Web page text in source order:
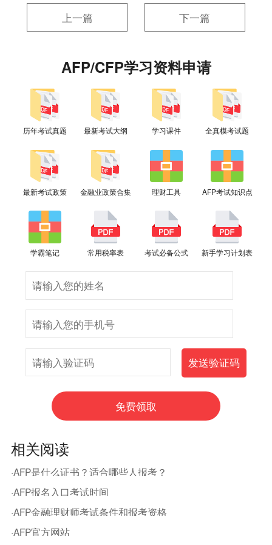
上一篇 下一篇
AFP/CFP学习资料申请
历年考试真题 最新考试大纲 学习课件 全真模考试题
最新考试政策 金融业政策合集 理财工具 AFP考试知识点
学霸笔记 常用税率表 考试必备公式 新手学习计划表
相关阅读
·AFP是什么证书？适合哪些人报考？
·AFP报名入口考试时间
·AFP金融理财师考试条件和报考资格
·AFP官方网站